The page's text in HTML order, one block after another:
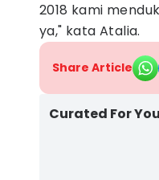
2018 kami
ya," kata Atalia.
Share Article
Curated For You